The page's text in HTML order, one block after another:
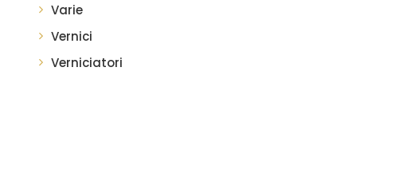
Varie
Vernici
Verniciatori